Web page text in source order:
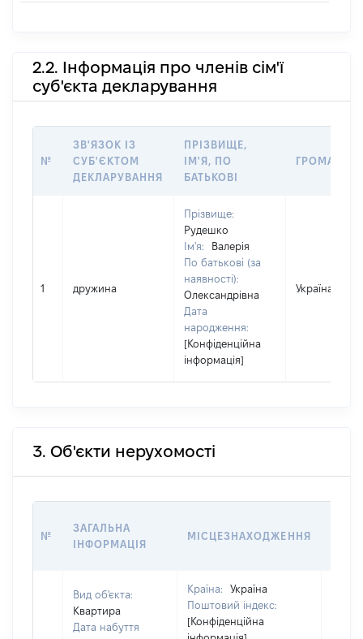
2.2. Інформація про членів сім'ї
суб'єкта декларування
№
ЗВ'ЯЗОК ІЗ
СУБ'ЄКТОМ
ДЕКЛАРУВАННЯ
ПРІЗВИЩЕ,
ІМ'Я, ПО
БАТЬКОВІ
1 дружина
Прізвище:
Рудешко
Ім'я:
Валерія
По батькові (за
наявності):
Олександрівна
Дата
народження:
[Конфіденційна
інформація]
Україна
3. Об'єкти нерухомості
№
ЗАГАЛЬНА
ІНФОРМАЦІЯ
МІСЦЕЗНАХОДЖЕННЯ
Вид об'єкта:
Квартира
Дата набуття
Країна:
Україна
Поштовий індекс:
[Конфіденційна